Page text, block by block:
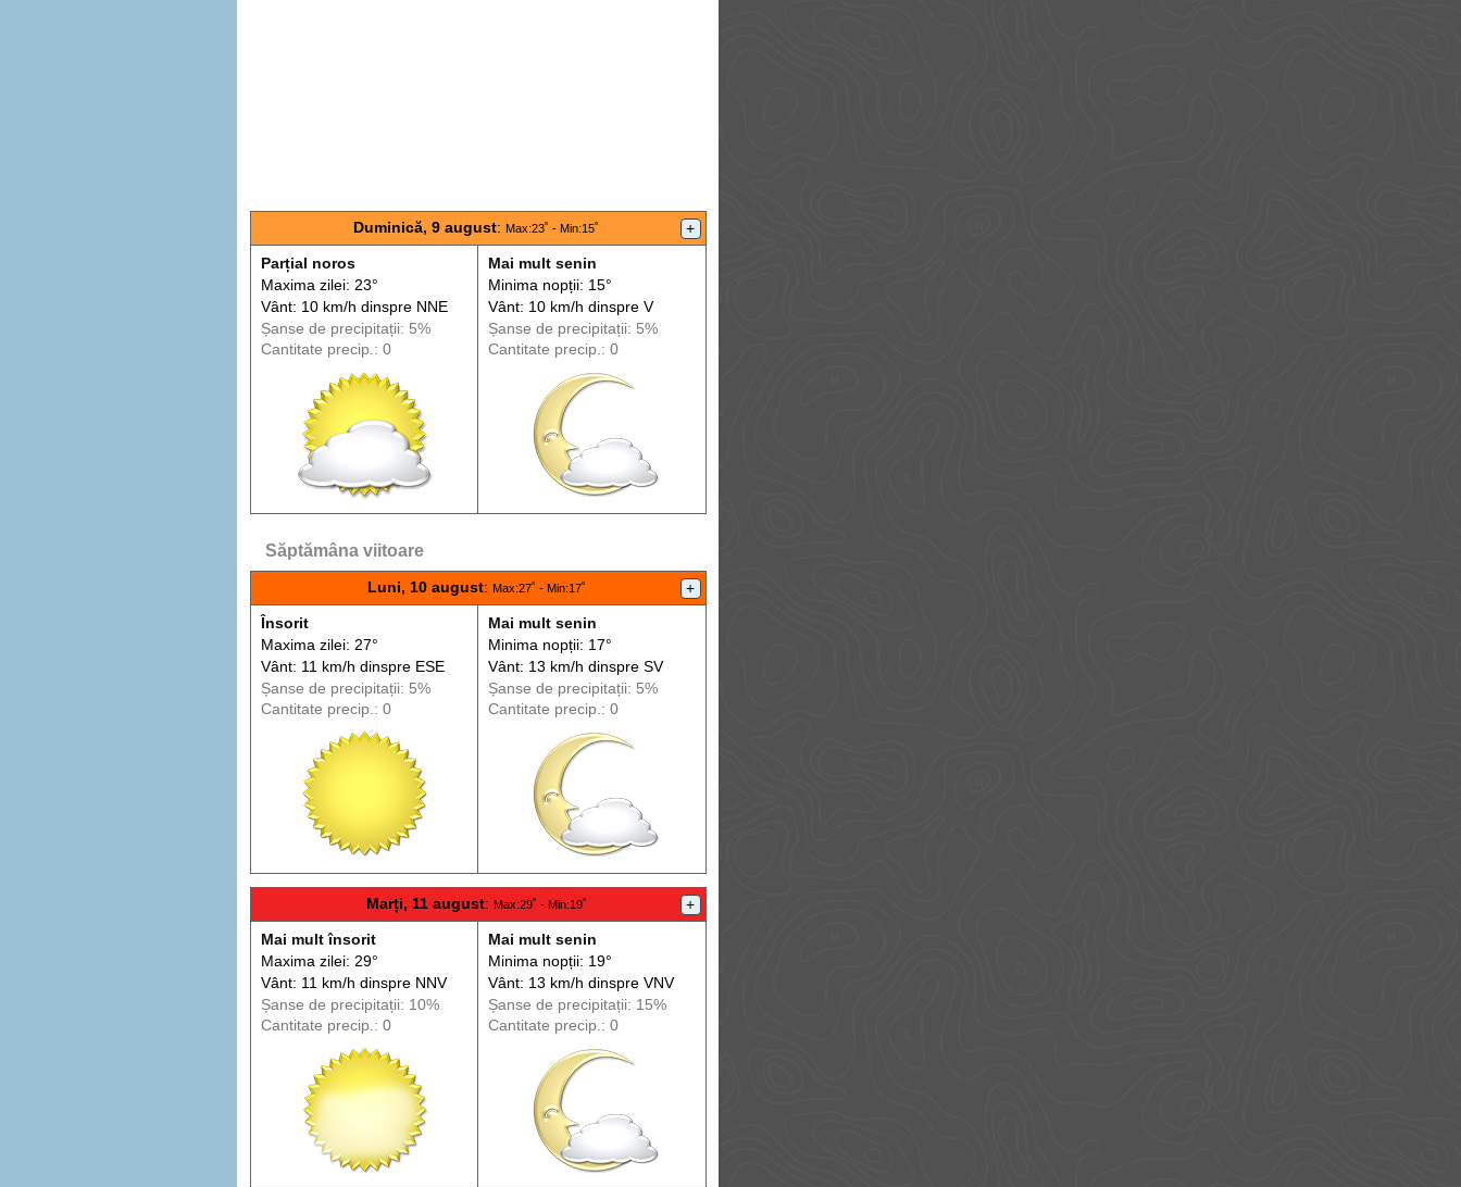
Duminică, 9 august:Max:23˚ - Min:15˚ +
Parțial noros
Maxima zilei: 23°
Vânt: 10 km/h dinspreNNE
Șanse de precipitații: 5%
Cantitate precip.: 0
Mai mult senin
Minima nopții: 15°
Vânt: 10 km/h dinspreV
Șanse de precipitații: 5%
Cantitate precip.: 0
Săptămâna viitoare
Luni, 10 august: Max:27˚ - Min:17˚ +
Însorit
Maxima zilei: 27°
Vânt: 11 km/h dinspreESE
Șanse de precipitații: 5%
Cantitate precip.: 0
Mai mult senin
Minima nopții: 17°
Vânt: 13 km/h dinspreSV
Șanse de precipitații: 5%
Cantitate precip.: 0
Marți, 11 august: Max:29˚ - Min:19˚ +
Mai mult însorit
Maxima zilei: 29°
Vânt: 11 km/h dinspreNNV
Șanse de precipitații: 10%
Cantitate precip.: 0
Mai mult senin
Minima nopții: 19°
Vânt: 13 km/h dinspreVNV
Șanse de precipitații: 15%
Cantitate precip.: 0